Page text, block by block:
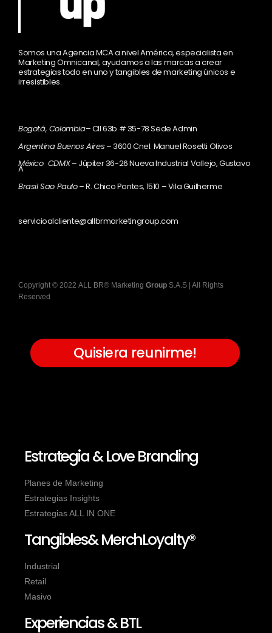
Somos una Agencia MCA a nivel América, especialista en
Marketing Omnicanal, ayudamos a las marcas a crear
estrategias todo en uno y tangibles de marketing únicos e
irresistibles.
Bogotá, Colombia– Cll 63b # 35-78 Sede Admin
Argentina Buenos Aires – 3600 Cnel. Manuel Rosetti Olivos
México CDMX– Júpiter 36-26 Nueva Industrial Vallejo, Gustavo
A
Brasil Sao Paulo– R. Chico Pontes, 1510 – Vila Guilherme
servicioalcliente@allbrmarketingroup.com
Copyright© 2022 ALL BR® Marketing Group S.A.S | All Rights
Reserved
Quisiera reunirme!
Estrategia & Love Branding
Planes de Marketing
Estrategias Insights
Estrategias ALL IN ONE
Tangibles& MerchLoyalty®
Industrial
Retail
Masivo
Experiencias & BTL